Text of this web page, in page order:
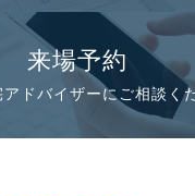
来場予約
アドバイザーにご相談く